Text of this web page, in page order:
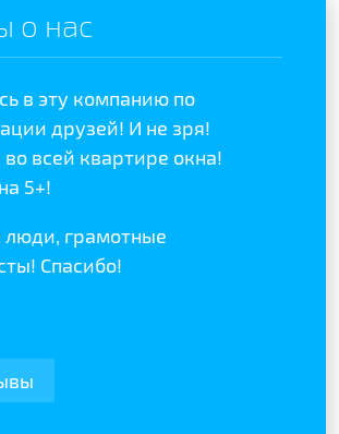
о нас
в эту компанию по
друзей! И не зря!
всей квартире окна!
5+!
грамотные
Спасибо!